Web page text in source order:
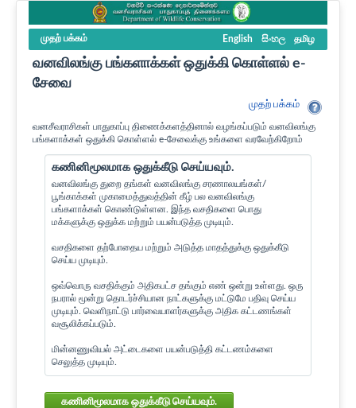
முதற் பக்கம் English සිංහල தமிழ
வனவிலங்கு பங்களாக்கள் ஒதுக்கி கொள்ளல் e-
சேவை
முதற் பக்கம்
வனசீவராசிகள் பாதுகாப்பு திணைக்களத்தினால் வழங்கப்படும் வனவிலங்கு
பங்களாக்கள் ஒதுக்கி கொள்ளல் e-சேவைக்கு உங்களை வரவேற்கிறோம்
கணினிமூலமாக ஒதுக்கீடு செய்யவும்.
வனவிலங்கு துறை தங்கள் வனவிலங்கு சரணாலயங்கள்/
பூங்காக்கள் முகாமைத்துவத்தின் கீழ் பல வனவிலங்கு
பங்களாக்கள் கொண்டுள்ளன. இந்த வசதிகளை பொது
மக்களுக்கு ஒதுக்க மற்றும் பயன்படுத்த முடியும்.
வசதிகளை தற்போதைய மற்றும் அடுத்த மாதத்துக்கு ஒதுக்கீடு
செய்ய முடியும்.
ஒவ்வொரு வசதிக்கும் அதிகபட்ச தங்கும் எண் ஒன்று உள்ளது. ஒரு
நபரால் மூன்று தொடர்ச்சியான நாட்களுக்கு மட்டுமே பதிவு செய்ய
முடியும். வெளிநாட்டு பார்வையாளர்களுக்கு அதிக கட்டணங்கள்
வசூலிக்கப்படும்.
மின்னணுவியல் அட்டைகளை பயன்படுத்தி கட்டணம்களை
செலுத்த முடியும்.
கணினிமூலமாக ஒதுக்கீடு செய்யவும்.